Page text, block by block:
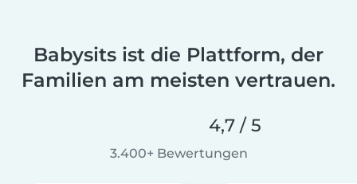
Babysits ist die Plattform, der
Familien am meisten vertrauen.
4,7 / 5
3.400+ Bewertungen